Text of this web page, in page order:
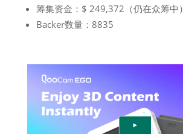
筹集资金：$ 249,372（仍在众筹中）
Backer数量：8835